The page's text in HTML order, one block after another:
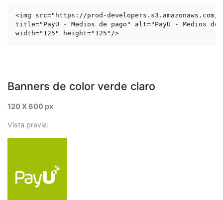
<img src="https://prod-developers.s3.amazonaws.com/
title="PayU - Medios de pago" alt="PayU - Medios de
Banners de color verde claro
120 X 600 px
Vista previa: